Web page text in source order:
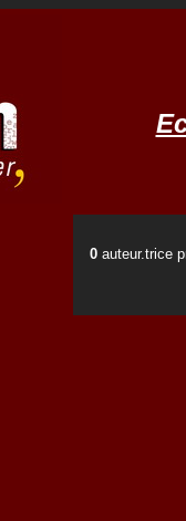
0 auteur.trice